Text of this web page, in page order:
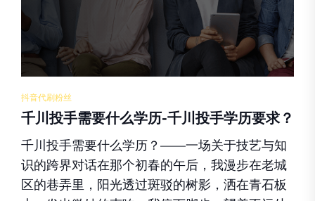
抖音代刷粉丝
千川投手需要什么学历-千川投手学历要求？
千川投手需要什么学历？——一场关于技艺与知
识的跨界对话在那个初春的午后，我漫步在老城
区的巷弄里，阳光透过斑驳的树影，洒在青石板